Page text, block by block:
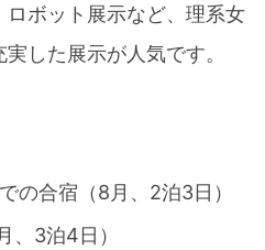
ボット展示など、理系女
した展示が人気です。​
の合宿（8月、2泊3日）​
、3泊4日）​